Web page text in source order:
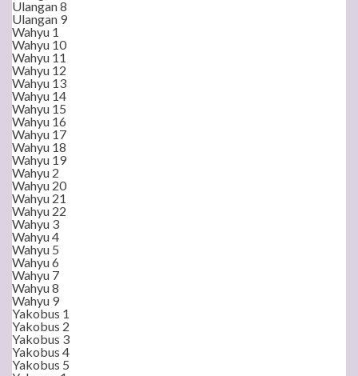
Ulangan 8
Ulangan 9
Wahyu 1
Wahyu 10
Wahyu 11
Wahyu 12
Wahyu 13
Wahyu 14
Wahyu 15
Wahyu 16
Wahyu 17
Wahyu 18
Wahyu 19
Wahyu 2
Wahyu 20
Wahyu 21
Wahyu 22
Wahyu 3
Wahyu 4
Wahyu 5
Wahyu 6
Wahyu 7
Wahyu 8
Wahyu 9
Yakobus 1
Yakobus 2
Yakobus 3
Yakobus 4
Yakobus 5